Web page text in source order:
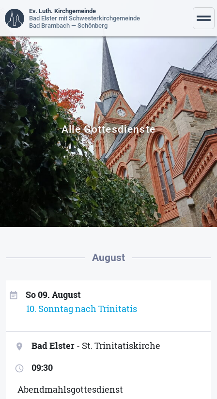
Ev. Luth. Kirchgemeinde
Bad Elster mit Schwesterkirchgemeinde
Bad Brambach — Schönberg
Alle Gottesdienste
August
event_note
So 09. August
10. Sonntag nach Trinitatis
location_on Bad Elster - St. Trinitatiskirche
access_time
09:30
Abendmahlsgottesdienst